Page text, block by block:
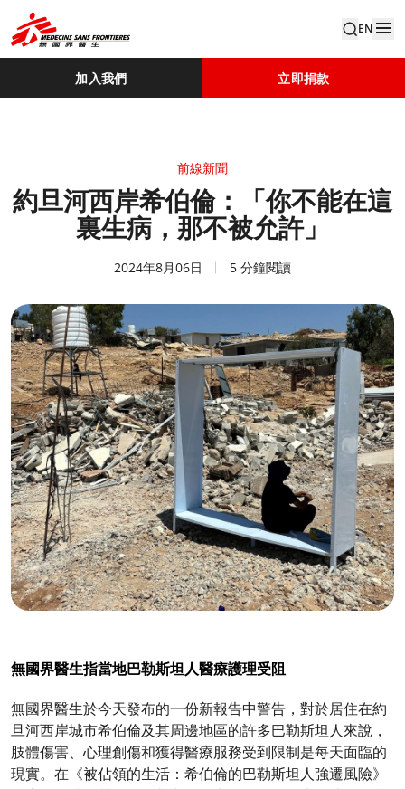
EN
加入我們 立即捐款
前線新聞
約旦河西岸希伯倫：「你不能在這
裏生病，那不被允許」
2024年8月06日 5 分鐘閱讀
無國界醫生指當地巴勒斯坦人醫療護理受阻
無國界醫生於今天發布的一份新報告中警告，對於居住在約
旦河西岸城市希伯倫及其周邊地區的許多巴勒斯坦人來說，
肢體傷害、心理創傷和獲得醫療服務受到限制是每天面臨的
現實。在《被佔領的生活：希伯倫的巴勒斯坦人強遷風險》